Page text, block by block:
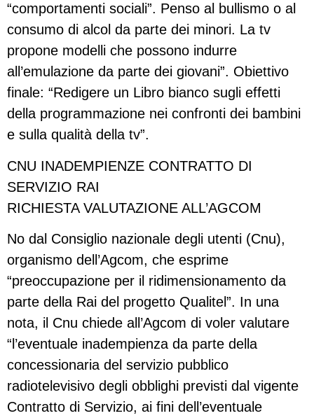
“comportamenti sociali”. Penso al bullismo o al
consumo di alcol da parte dei minori. La tv
propone modelli che possono indurre
all’emulazione da parte dei giovani”. Obiettivo
finale: “Redigere un Libro bianco sugli effetti
della programmazione nei confronti dei bambini
e sulla qualità della tv”.
CNU INADEMPIENZE CONTRATTO DI
SERVIZIO RAI
RICHIESTA VALUTAZIONE ALL’AGCOM
No dal Consiglio nazionale degli utenti (Cnu),
organismo dell’Agcom, che esprime
“preoccupazione per il ridimensionamento da
parte della Rai del progetto Qualitel”. In una
nota, il Cnu chiede all’Agcom di voler valutare
“l’eventuale inadempienza da parte della
concessionaria del servizio pubblico
radiotelevisivo degli obblighi previsti dal vigente
Contratto di Servizio, ai fini dell’eventuale